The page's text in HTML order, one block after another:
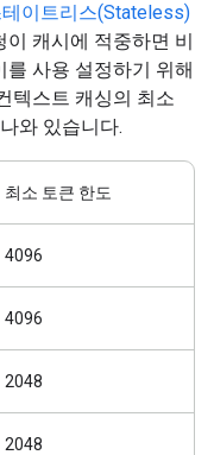
이트리스(Stateless)
이 캐시에 적중하면 비
사용 설정하기 위해
텍스트 캐싱의 최소
와 있습니다.
최소 토큰 한도
4096
4096
2048
2048